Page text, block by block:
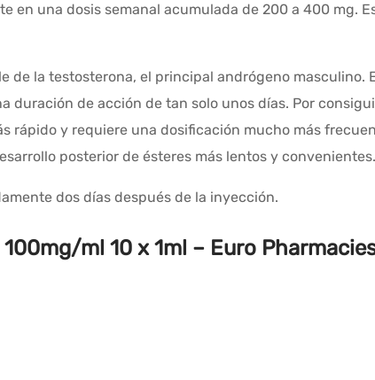
una dosis semanal acumulada de 200 a 400 mg.
la testosterona, el principal andrógeno
de acción de tan solo unos días. Por
rápido y requiere una dosificación mucho más
posterior de ésteres más lentos y convenientes.
dos días después de la inyección.
ml 10 x 1ml – Euro